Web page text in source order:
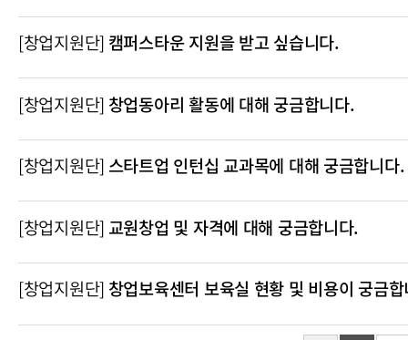
[창업지원단] 캠퍼스타운 지원을 받고 싶습니다.
[창업지원단] 창업동아리 활동에 대해 궁금합니다.
[창업지원단] 스타트업 인턴십 교과목에 대해 궁금합니다.
[창업지원단] 교원창업 및 자격에 대해 궁금합니다.
[창업지원단] 창업보육센터 보육실 현황 및 비용이 궁금